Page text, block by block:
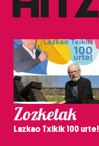
Zozketak
Lazkao Txikik 100 urte!